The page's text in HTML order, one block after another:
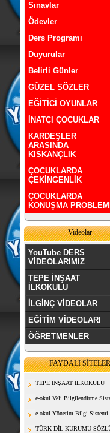
Sınavlar
Ödevler
Ders Programı
Duyurular
Belirli Günler
GÜZEL SÖZLER
EĞİTİCİ OYUNLAR
İNATÇI ÇOCUKLAR
KARDEŞLER
ARASINDA
KISKANÇLIK
ÇOCUKLARDA
ÇEKİNGENLİK
ÇOCUKLARDA
KONUŞMA PROBLEMİ
Videolar
YouTube DERS
VİDEOLARIMIZ
TEPE İNŞAAT
İLKOKULU
İLGİNÇ VİDEOLAR
EĞİTİM VİDEOLARI
ÖĞRETMENLER
FAYDALI SİTELER
TEPE İNŞAAT İLKOKULU
e-okul Veli Bilgilendirme
e-okul Yönetim Bilgi Sistemi
TÜRK DİL KURUMU-